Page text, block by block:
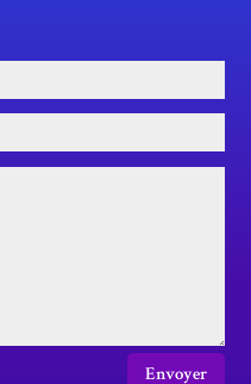
Envoyer